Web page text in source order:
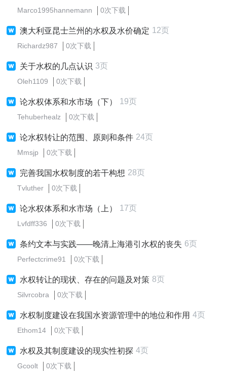
Marco1995hannemann 0次下载
澳大利亚昆士兰州的水权及水价确定 12页
Richardz987 0次下载
关于水权的几点认识 3页
Oleh1109 0次下载
论水权体系和水市场（下） 19页
Tehuberhealz 0次下载
论水权转让的范围、原则和条件 24页
Mmsjp 0次下载
完善我国水权制度的若干构想 28页
Tvluther 0次下载
论水权体系和水市场（上） 17页
Lvfdff336 0次下载
条约文本与实践——晚清上海港引水权的丧失 6页
Perfectcrime91 0次下载
水权转让的现状、存在的问题及对策 8页
Silvrcobra 0次下载
水权制度建设在我国水资源管理中的地位和作用 4页
Ethom14 0次下载
水权及其制度建设的现实性初探 4页
Gcoolt 0次下载